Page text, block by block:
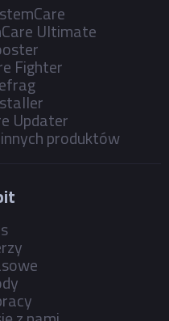
Ultimate
Fighter
Updater
produktów